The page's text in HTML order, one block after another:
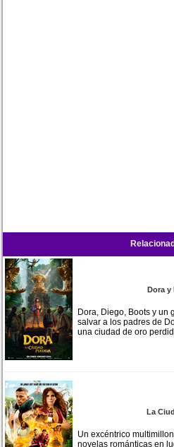
Dora y
Dora, Diego, Boots y un
salvar a los padres de
una ciudad de oro
La
Un excéntrico
novelas románticas en